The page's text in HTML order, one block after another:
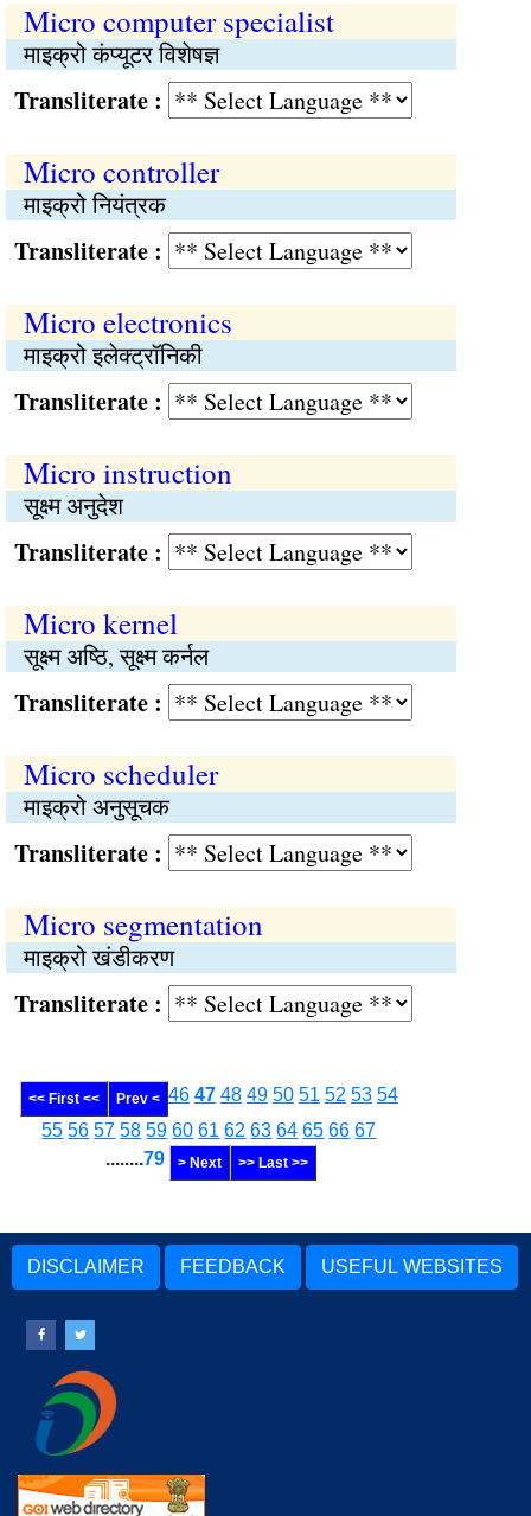
Micro computer specialist
माइक्रो कंप्यूटर विशेषज्ञ
:
Micro controller
माइक्रो नियंत्रक
:
Micro electronics
माइक्रो इलेक्ट्रॉनिकी
:
Micro instruction
सूक्ष्म अनुदेश
:
Micro kernel
सूक्ष्म अष्ठि, सूक्ष्म कर्नल
:
Micro scheduler
माइक्रो अनुसूचक
:
Micro segmentation
माइक्रो खंडीकरण
:
<< First << Prev < 46 47 48 49 50 51 52 53 54
55 56 57 58 59 60 61 62 63 64 65 66 67
........79 > Next >> Last >>
DISCLAIMER FEEDBACK USEFUL WEBSITES